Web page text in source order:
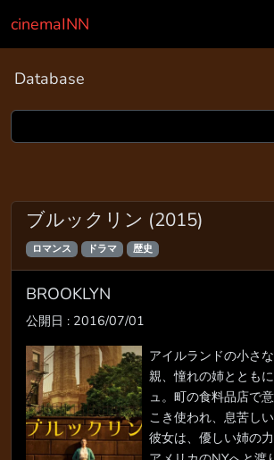
cinemaINN
Database
ブルックリン (2015)
ロマンス ドラマ 歴史
BROOKLYN
公開日 : 2016/07/01
アイルランドの小さ
親、憧れの姉ととも
ュ。町の食料品店で
こき使われ、息苦し
彼女は、優しい姉の